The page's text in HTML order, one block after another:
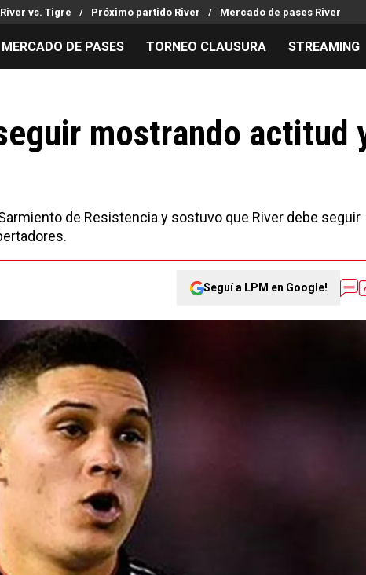
River vs. Tigre Próximo partido River Mercado de pases River
Mercado de Pases
Análisis tácticos
Streaming
Entradas
Noticias
Guías
MERCADO DE PASES TORNEO CLAUSURA STREAMING
mostrando actitud
de Resistencia y sostuvo que River debe seguir
Seguí a LPM en Google!